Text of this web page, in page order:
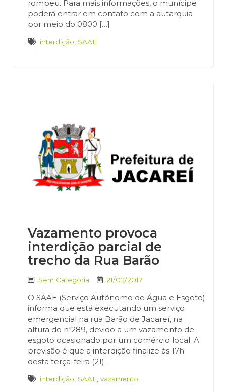
rompeu. Para mais informações, o munícipe
poderá entrar em contato com a autarquia
por meio do 0800 […]
interdição SAAE
Vazamento provoca
interdição parcial de
trecho da Rua Barão
Sem Categoria 21/02/2017
O SAAE (Serviço Autônomo de Água e Esgoto)
informa que está executando um serviço
emergencial na rua Barão de Jacareí, na
altura do nº289, devido a um vazamento de
esgoto ocasionado por um comércio local. A
previsão é que a interdição finalize às 17h
desta terça-feira (21).
interdição SAAE vazamento